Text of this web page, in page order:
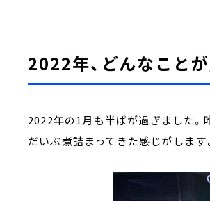
2022年、どんなこと
2022年の1月も半ばが過ぎました
だいぶ煮詰まってきた感じがします